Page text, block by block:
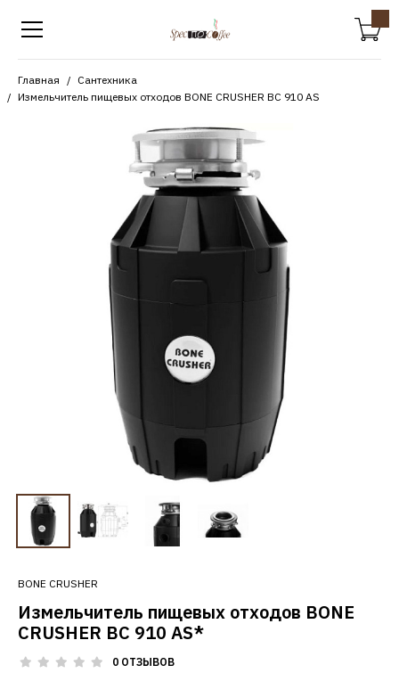
Главная
Сантехника
Измельчитель пищевых отходов BONE CRUSHER BC 910 AS
BONE CRUSHER
Измельчитель пищевых отходов BONE
CRUSHER BC 910 AS*
0 ОТЗЫВОВ